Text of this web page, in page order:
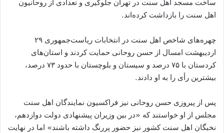
ساخت مسجد اهل سنت در تهران جلوگیری و تعدادی از روحانیون
اهل سنت را بازداشت کردهاند.
چهرههای شاخص اهل سنت در انتخابات ریاست
جمهوری ۲۹
اردیبهشت امسال از حسن روحانی حمایت کردند و استانهای
کردستان با ۷۵ درصد و سیستان و بلوچستان با حدود ۷۳ درصد،
بیشترین رأی را به او دادند.
پس از پیروزی حسن روحانی نیز فراکسیون نمایندگان اهل سنت
مجلس از او خواستند که «در بین وزیران پیشنهادی دولت دوازدهم،
نخبگان اهل سنت کشور نیز حضور پررنگ داشته باشند» اما در نهایت